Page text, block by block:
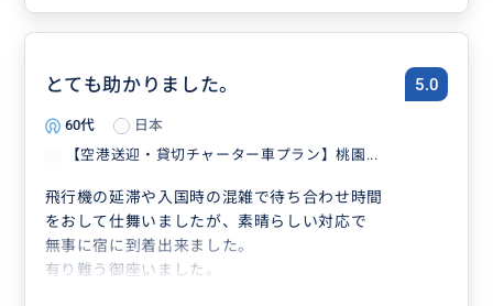
とても助かりました。 5.0
60代
日本
【空港送迎・貸切チャーター車プラン】桃園...
飛行機の延滞や入国時の混雑で待ち合わせ時間
をおして仕舞いましたが、素晴らしい対応で
無事に宿に到着出来ました。
有り難う御座いました。